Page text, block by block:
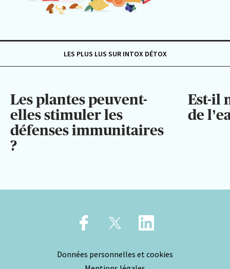
LES PLUS LUS SUR INTOX DÉTOX
Les plantes peuvent-
elles stimuler les
défenses immunitaires
?
Est-il
de
Données personnelles et cookies